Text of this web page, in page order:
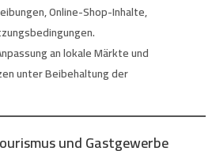
Online-Shop-Inhalte,
an lokale Märkte und
unter Beibehaltung der
und Gastgewerbe